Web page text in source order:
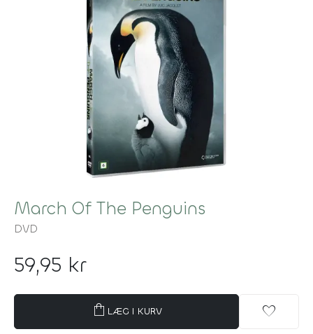
March Of The Penguins
DVD
59,95 kr
shopping_bag LÆG I KURV favorite